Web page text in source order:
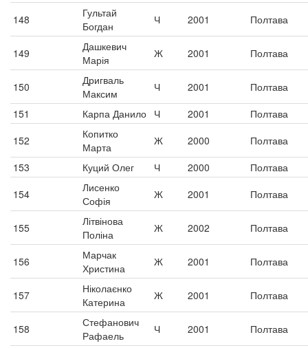
148
Гультай
Богдан
Ч 2001 Полтава
149
Дашкевич
Марія
Ж 2001 Полтава
150
Дригваль
Максим
Ч 2001
Полтава
151
Карпа Данило Ч 2001
Полтава
152
Копитко
Марта
Ж 2000
Полтава
153
Куций Олег Ч 2000
Полтава
154
Лисенко
Софія
Ж 2001 Полтава
155
Літвінова
Поліна
Ж 2002 Полтава
156
Марчак
Христина
Ж 2001 Полтава
157
Ніколаєнко
Катерина
Ж 2001 Полтава
158
Стефанович
Рафаель
Ч 2001 Полтава